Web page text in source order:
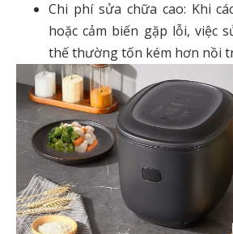
Chi phí sửa chữa cao: Khi
hoặc cảm biến gặp lỗi, việc
thế thường tốn kém hơn nồi